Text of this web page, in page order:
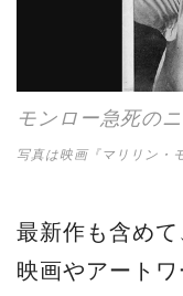
モンロー急死の
写真は映画『マリリン・
最新作も含めて
映画やアート